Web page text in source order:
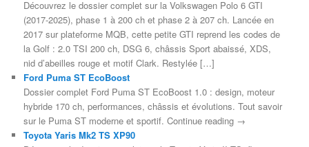
Découvrez le dossier complet sur la Volkswagen Polo 6 GTI
(2017-2025), phase 1 à 200 ch et phase 2 à 207 ch. Lancée en
2017 sur plateforme MQB, cette petite GTI reprend les codes de
la Golf : 2.0 TSI 200 ch, DSG 6, châssis Sport abaissé, XDS,
nid d’abeilles rouge et motif Clark. Restylée […]
Ford Puma ST EcoBoost
Dossier complet Ford Puma ST EcoBoost 1.0 : design, moteur
hybride 170 ch, performances, châssis et évolutions. Tout savoir
sur le Puma ST moderne et sportif. Continue reading →
Toyota Yaris Mk2 TS XP90